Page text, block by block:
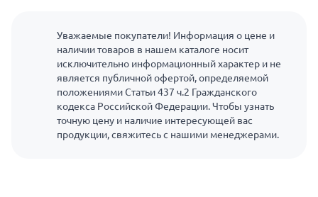
Уважаемые покупатели! Информация о цене и
наличии товаров в нашем каталоге носит
исключительно информационный характер и не
является публичной офертой, определяемой
положениями Статьи 437 ч.2 Гражданского
кодекса Российской Федерации. Чтобы узнать
точную цену и наличие интересующей вас
продукции, свяжитесь с нашими менеджерами.